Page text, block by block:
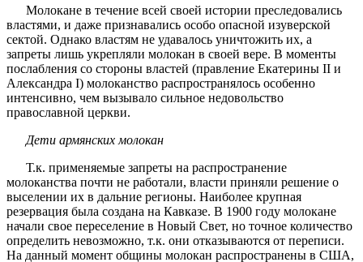
Молокане в течение всей своей истории преследовались
властями, и даже признавались особо опасной изуверской
сектой. Однако властям не удавалось уничтожить их, а
запреты лишь укрепляли молокан в своей вере. В моменты
послабления со стороны властей (правление Екатерины II и
Александра I) молоканство распространялось особенно
интенсивно, чем вызывало сильное недовольство
православной церкви.
Дети армянских молокан
Т.к. применяемые запреты на распространение
молоканства почти не работали, власти приняли решение о
выселении их в дальние регионы. Наиболее крупная
резервация была создана на Кавказе. В 1900 году молокане
начали свое переселение в Новый Свет, но точное количество
определить невозможно, т.к. они отказываются от переписи.
На данный момент общины молокан распространены в США,